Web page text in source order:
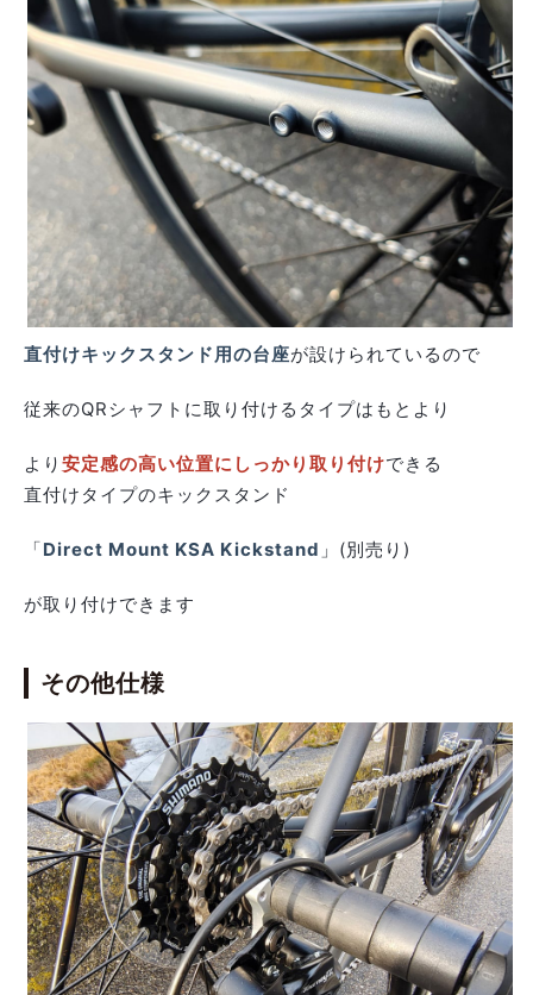
直付けキックスタンド用の台座が設けられているので
従来のQRシャフトに取り付けるタイプはもとより
より 安定感の高い位置にしっかり取り付けできる
直付けタイプのキックスタンド
「Direct Mount KSA Kickstand 」(別売り)
が取り付けできます
その他仕様